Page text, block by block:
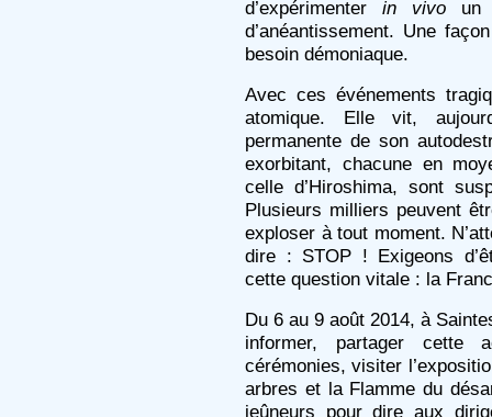
d’expérimenter in vivoun
d’anéantissement. Une
besoin démoniaque.
Avec ces événements
atomique. Elle vit,
permanente de son
exorbitant, chacune en
celle d’Hiroshima, sont
Plusieurs milliers peuvent
exploser à tout moment.
dire : STOP ! Exigeons
cette question vitale : la
Du 6 au 9 août 2014, à
informer, partager cette
cérémonies, visiter
arbres et la Flamme du
jeûneurs pour dire aux